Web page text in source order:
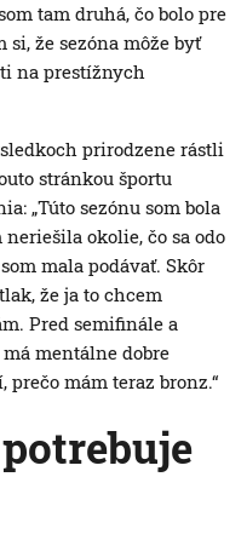
tam druhá, čo bolo pre
že sezóna môže byť
na prestížnych
prirodzene rástli
stránkou športu
„Túto sezónu som bola
okolie, čo sa odo
mala podávať. Skôr
že ja to chcem
Pred semifinále a
mentálne dobre
mám teraz bronz.“